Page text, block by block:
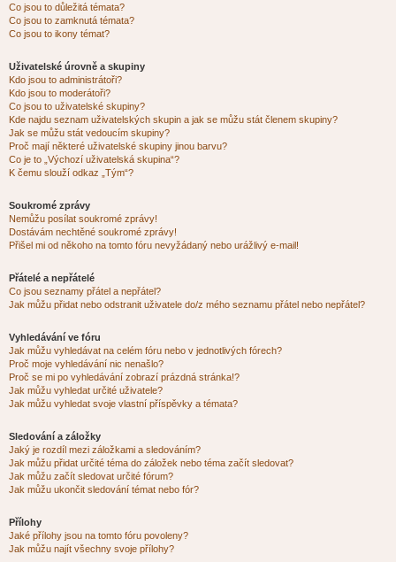
Co jsou to důležitá témata?
Co jsou to zamknutá témata?
Co jsou to ikony témat?
Uživatelské úrovně a skupiny
Kdo jsou to administrátoři?
Kdo jsou to moderátoři?
Co jsou to uživatelské skupiny?
Kde najdu seznam uživatelských skupin a jak se můžu stát členem skupiny?
Jak se můžu stát vedoucím skupiny?
Proč mají některé uživatelské skupiny jinou barvu?
Co je to „Výchozí uživatelská skupina“?
K čemu slouží odkaz „Tým“?
Soukromé zprávy
Nemůžu posílat soukromé zprávy!
Dostávám nechtěné soukromé zprávy!
Přišel mi od někoho na tomto fóru nevyžádaný nebo urážlivý e-mail!
Přátelé a nepřátelé
Co jsou seznamy přátel a nepřátel?
Jak můžu přidat nebo odstranit uživatele do/z mého seznamu přátel nebo nepřátel?
Vyhledávání ve fóru
Jak můžu vyhledávat na celém fóru nebo v jednotlivých fórech?
Proč moje vyhledávání nic nenašlo?
Proč se mi po vyhledávání zobrazí prázdná stránka!?
Jak můžu vyhledat určité uživatele?
Jak můžu vyhledat svoje vlastní příspěvky a témata?
Sledování a záložky
Jaký je rozdíl mezi záložkami a sledováním?
Jak můžu přidat určité téma do záložek nebo téma začít sledovat?
Jak můžu začít sledovat určité fórum?
Jak můžu ukončit sledování témat nebo fór?
Přílohy
Jaké přílohy jsou na tomto fóru povoleny?
Jak můžu najít všechny svoje přílohy?